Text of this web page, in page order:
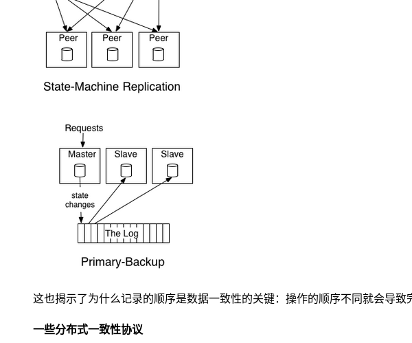
这也揭示了为什么记录的顺序是数据一致性的关键：操作的顺序不同就会导
一些分布式一致性协议